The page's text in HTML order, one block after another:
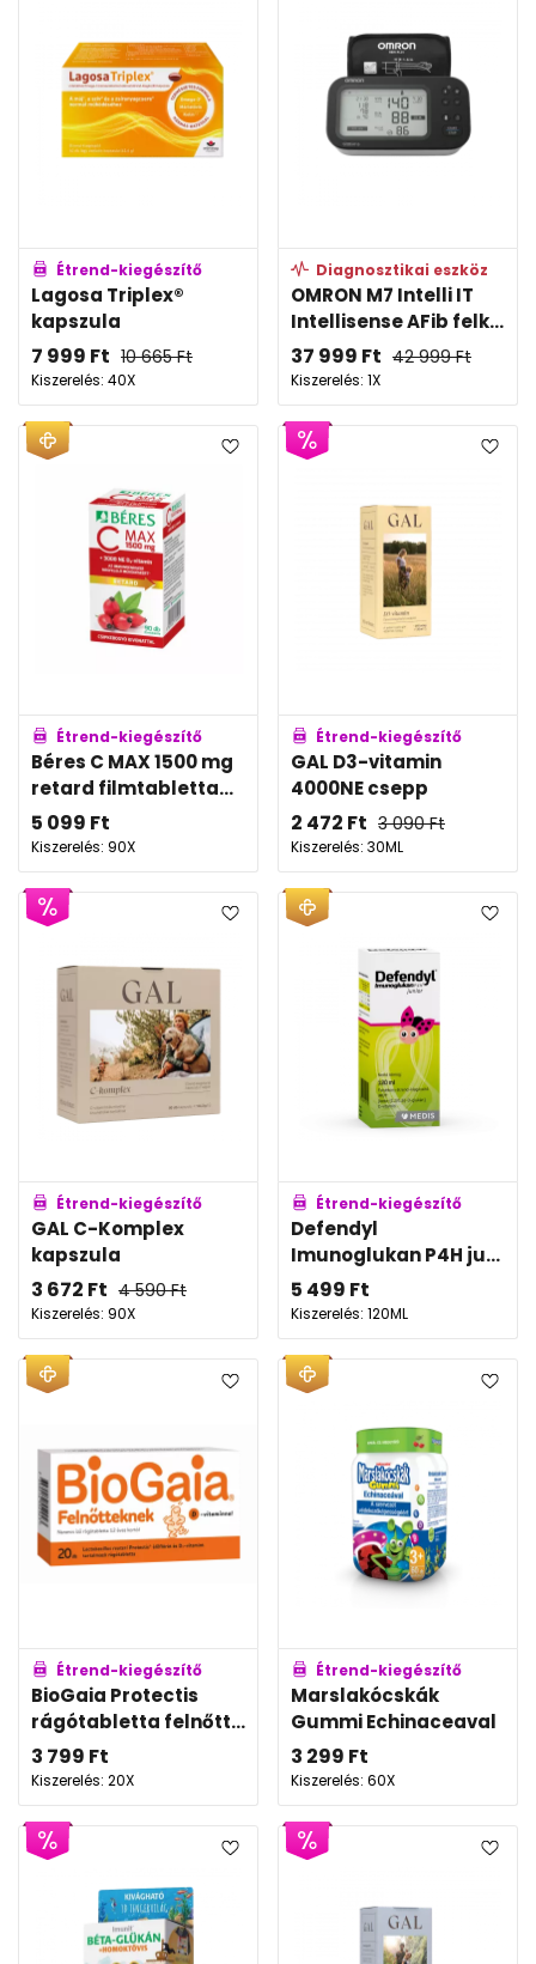
Étrend-kiegészítő
Lagosa Triplex®
kapszula
7 999 Ft 10 665Ft
Kiszerelés: 40X
Diagnosztikai eszköz
OMRON M7 Intelli IT
Intellisense AFib felk...
37 999 Ft 42 999Ft
Kiszerelés: 1X
Étrend-kiegészítő
Béres C MAX 1500 mg
retard filmtabletta...
5 099 Ft
Kiszerelés: 90X
Étrend-kiegészítő
GAL D3-vitamin
4000NE csepp
2 472 Ft 3 090Ft
Kiszerelés: 30ML
Étrend-kiegészítő
GAL C-Komplex
kapszula
3 672 Ft 4 590Ft
Kiszerelés: 90X
Étrend-kiegészítő
Defendyl
Imunoglukan P4H ju...
5 499 Ft
Kiszerelés: 120ML
Étrend-kiegészítő
BioGaia Protectis
rágótabletta felnőtt...
3 799 Ft
Kiszerelés: 20X
Étrend-kiegészítő
Marslakócskák
Gummi Echinaceaval
3 299 Ft
Kiszerelés: 60X